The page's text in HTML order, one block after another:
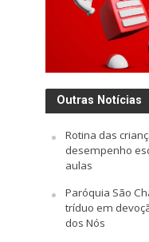
Outras Notícias
Rotina das
desempenho
aulas
Paróquia São
tríduo em
dos Nós